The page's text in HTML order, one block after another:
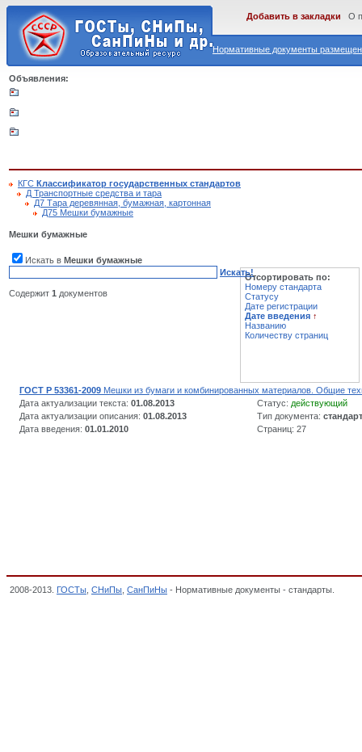
Нормативные документы
Добавить в закладки О
Объявления:
КГС Классификатор государственных стандартов
Д Транспортные средства и тара
Д7 Тара деревянная, бумажная, картонная
Д75 Мешки бумажные
Мешки бумажные
Искать в Мешки бумажные
Искать!
Содержит 1 документов
Отсортировать по:
Номеру стандарта
Статусу
Дате регистрации
Дате введения ↑
Названию
Количеству страниц
ГОСТ Р 53361-2009 Мешки из бумаги и комбинированных материалов. Общие
Дата актуализации текста: 01.08.2013 Статус: действующий
Дата актуализации описания: 01.08.2013 Тип документа: стандарт
Дата введения: 01.01.2010 Страниц: 27
2008-2013. ГОСТы СНиПы СанПиНы - Нормативные документы - стандарты.